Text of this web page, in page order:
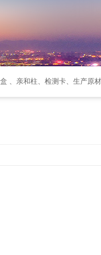
、亲和柱、检测卡、生产原